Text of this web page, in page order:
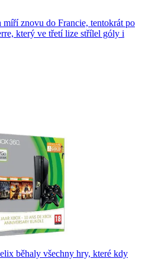
míří znovu do Francie, tentokrát po
který ve třetí lize střílel góly i
běhaly všechny hry, které kdy